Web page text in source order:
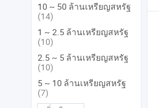
10 ~ 50 ล้านเหรียญสหรัฐ
(14)
1 ~ 2.5 ล้านเหรียญสหรัฐ
(10)
2.5 ~ 5 ล้านเหรียญสหรัฐ
(10)
5 ~ 10 ล้านเหรียญสหรัฐ
(7)